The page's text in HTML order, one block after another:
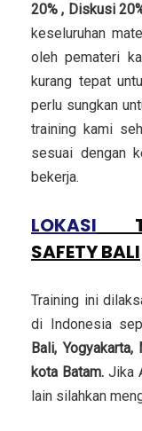
20% , Diskusi
keseluruhan
oleh pemateri
kurang tepat
perlu sungkan
training kami
sesuai dengan
bekerja.
LOKASI
SAFETY BALI
Training ini
di Indonesia
Bali,
kota Batam.Jika
lain silahkan